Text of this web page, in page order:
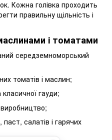
Кожна голівка проходить
правильну щільність і
і томатами
середземноморський
томатів і маслин;
гауди;
салатів і гарячих